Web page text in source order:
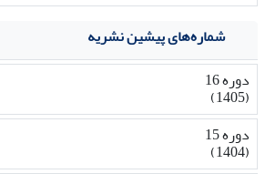
شماره‌های پیشین نشریه
دوره 16
(1405)
دوره 15
(1404)